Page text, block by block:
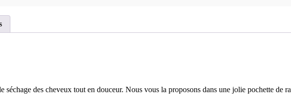
séchage des cheveux tout en douceur. Nous vous la proposons dans une jolie pochette de